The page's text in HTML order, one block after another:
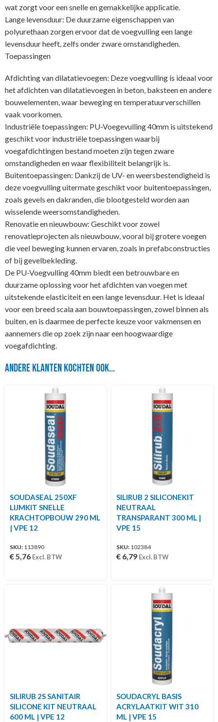
wat zorgt voor een snelle en gemakkelijke applicatie.
Lange levensduur: De duurzame eigenschappen van
polyurethaan zorgen ervoor dat de voegvulling een lange
levensduur heeft, zelfs onder zware omstandigheden.
Toepassingen
Afdichting van dilatatievoegen: Deze voegvulling is ideaal voor
het afdichten van dilatatievoegen in beton, baksteen en andere
bouwelementen, waar beweging en temperatuurverschillen
vaak voorkomen.
Industriële toepassingen: PU-Voegevulling 40mm is uitstekend
geschikt voor industriële toepassingen waarbij
voegafdichtingen bestand moeten zijn tegen zware
omstandigheden en waar flexibiliteit belangrijk is.
Buitentoepassingen: Dankzij de UV- en weersbestendigheid is
deze voegvulling uitermate geschikt voor buitentoepassingen,
zoals gevels en dakranden, die blootgesteld worden aan
wisselende weersomstandigheden.
Renovatie en nieuwbouw: Geschikt voor zowel
renovatieprojecten als nieuwbouw, vooral bij grotere voegen
die veel beweging kunnen ervaren, zoals in prefabconstructies
of bij gevelbekleding.
De PU-Voegvulling 40mm biedt een betrouwbare en
duurzame oplossing voor het afdichten van voegen met
uitstekende elasticiteit en een lange levensduur. Het is ideaal
voor een breed scala aan bouwtoepassingen, zowel binnen als
buiten, en is daarmee de perfecte keuze voor vakmensen en
aannemers die op zoek zijn naar een hoogwaardige
voegafdichting.
Andere klanten kochten ook...
SOUDASEAL 250XF
LIJMKIT SNELLE
KRACHTOPBOUW 290 ML
| VPE 12
SKU: 113890
€5,76 Excl. BTW
SILIRUB 2 SILICONEKIT
NEUTRAAL
TRANSPARANT 300 ML |
VPE 15
SKU: 102384
€ 6,79 Excl. BTW
SILIRUB 2S SANITAIR
SILICONE KIT NEUTRAAL
600 ML | VPE 12
SOUDACRYL BASIS
ACRYLAATKIT WIT 310
ML | VPE 15